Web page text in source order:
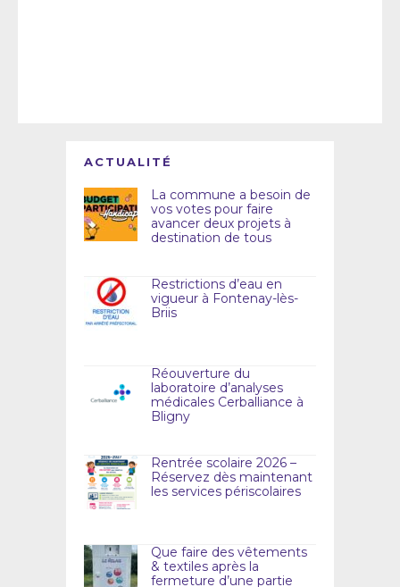
ACTUALITÉ
La commune a besoin de
vos votes pour faire
avancer deux projets à
destination de tous
Restrictions d’eau en
vigueur à Fontenay-lès-
Briis
Réouverture du
laboratoire d’analyses
médicales Cerballiance à
Bligny
Rentrée scolaire 2026 –
Réservez dès maintenant
les services périscolaires
Que faire des vêtements
& textiles après la
fermeture d’une partie